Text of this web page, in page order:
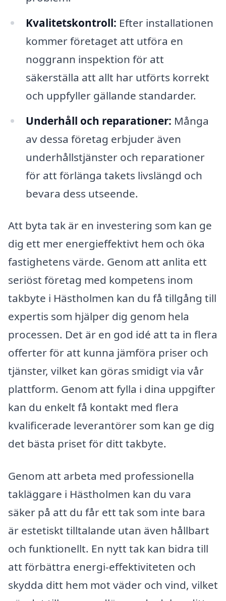
Kvalitetskontroll: Efter installationen
kommer företaget att utföra en
noggrann inspektion för att
säkerställa att allt har utförts korrekt
och uppfyller gällande standarder.
Underhåll och reparationer: Många
av dessa företag erbjuder även
underhållstjänster och reparationer
för att förlänga takets livslängd och
bevara dess utseende.
Att byta tak är en investering som kan ge
dig ett mer energieffektivt hem och öka
fastighetens värde. Genom att anlita ett
seriöst företag med kompetens inom
takbyte i Hästholmen kan du få tillgång till
expertis som hjälper dig genom hela
processen. Det är en god idé att ta in flera
offerter för att kunna jämföra priser och
tjänster, vilket kan göras smidigt via vår
plattform. Genom att fylla i dina uppgifter
kan du enkelt få kontakt med flera
kvalificerade leverantörer som kan ge dig
det bästa priset för ditt takbyte.
Genom att arbeta med professionella
takläggare i Hästholmen kan du vara
säker på att du får ett tak som inte bara
är estetiskt tilltalande utan även hållbart
och funktionellt. En nytt tak kan bidra till
att förbättra energi-effektiviteten och
skydda ditt hem mot väder och vind, vilket